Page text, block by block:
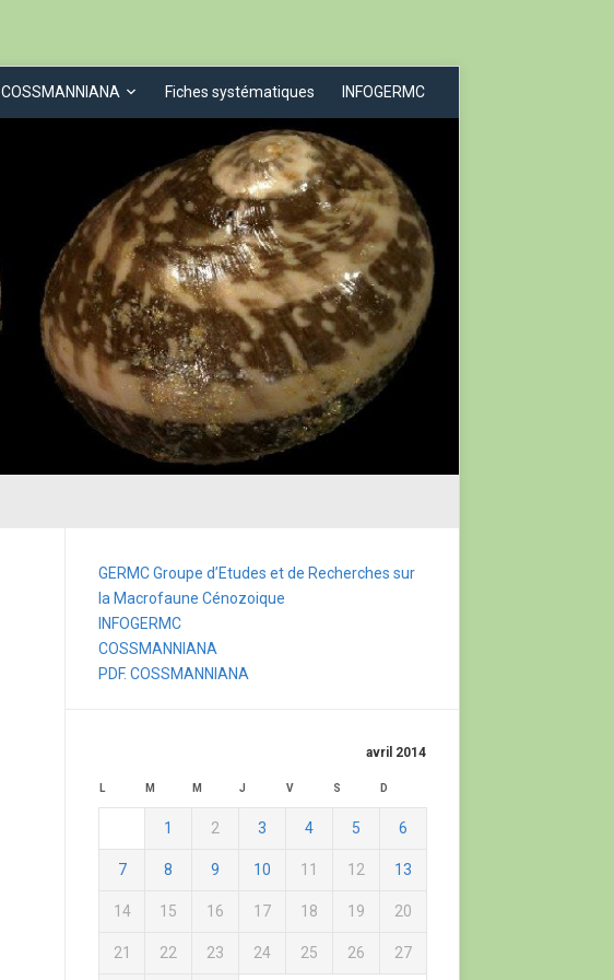
COSSMANNIANA Fiches systématiques INFOGERMC
GERMC Groupe d’Etudes et de Recherches sur
la Macrofaune Cénozoique
INFOGERMC
COSSMANNIANA
PDF. COSSMANNIANA
avril 2014
L M M J V S D
1 2 3 4 5 6
7 8 9 10 11 12 13
14 15 16 17 18 19 20
21 22 23 24 25 26 27